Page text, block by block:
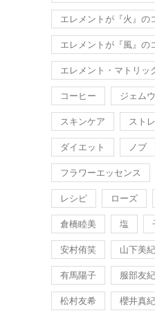
エレメントが『火』の
エレメントが『風』の
エレメント・マトリッ
コーヒー ジェム
スキンケア スト
ダイエット ノブ
フラワーエッセンス
レシピ ローズ
倉橋睦美 塩
安村侑笑 山下美紀
有馬陽子 服部友
松村友希 櫻井真